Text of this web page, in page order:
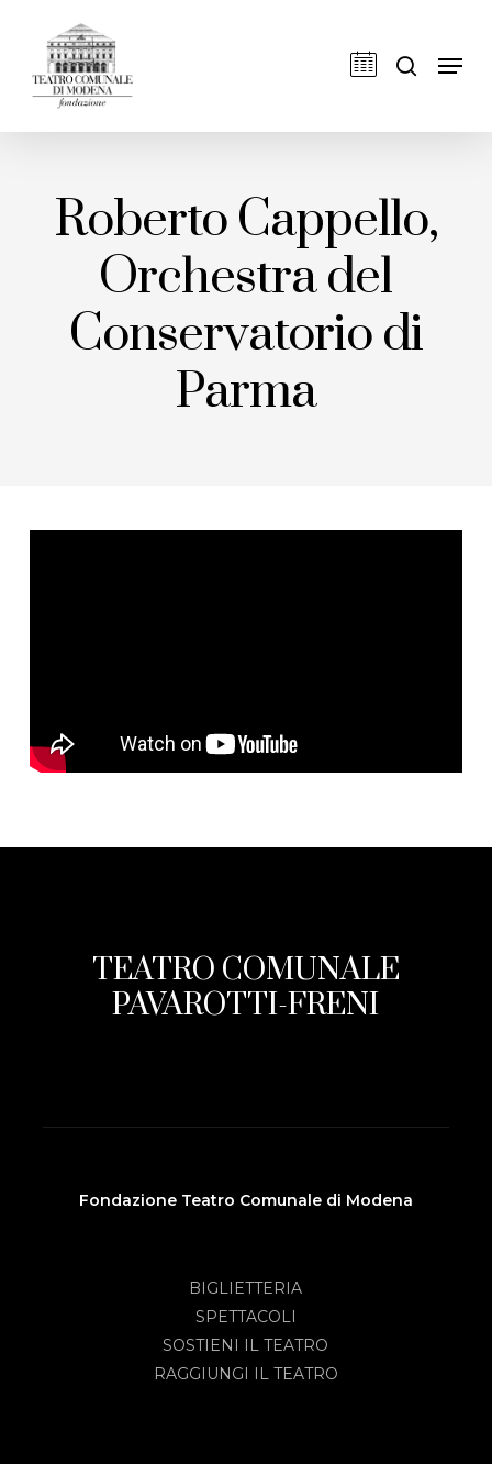
main
content
Roberto Cappello,
Orchestra del
Conservatorio di
Parma
TEATRO COMUNALE
PAVAROTTI-FRENI
Fondazione Teatro Comunale di Modena
BIGLIETTERIA
SPETTACOLI
SOSTIENI IL TEATRO
RAGGIUNGI IL TEATRO